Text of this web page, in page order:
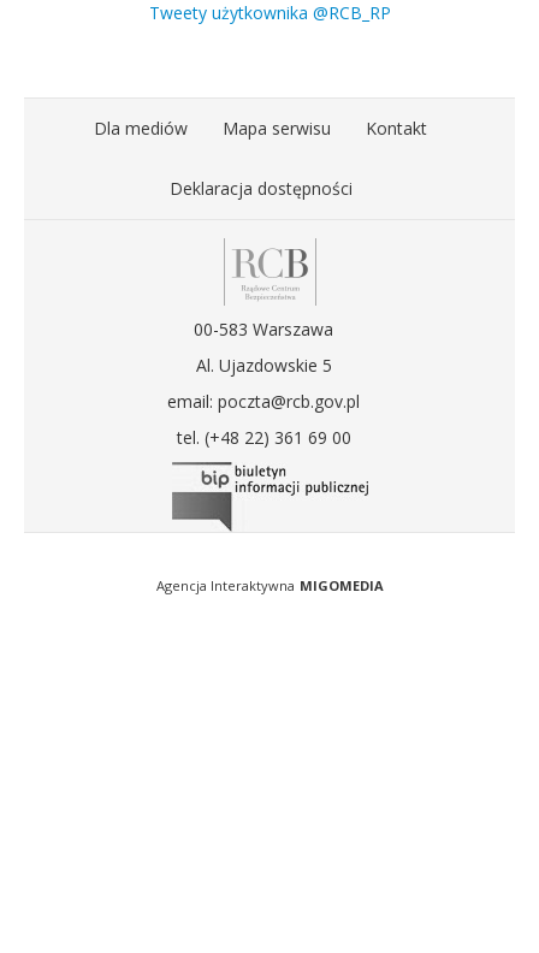
Tweety użytkownika @RCB_RP
Dla mediów Mapa serwisu Kontakt
Deklaracja dostępności
00-583 Warszawa
Al. Ujazdowskie 5
email: poczta@rcb.gov.pl
tel. (+48 22) 361 69 00
Agencja Interaktywna MIGOMEDIA